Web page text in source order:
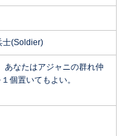
士(Soldier)
あなたはアジャニの群れ仲
個置いてもよい。